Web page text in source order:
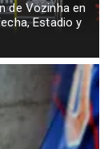
de Vozinha en
Estadio y